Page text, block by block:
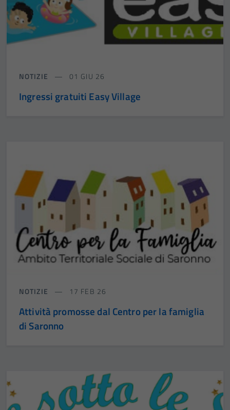
NOTIZIE 01 GIU 26
Ingressi gratuiti Easy Village
NOTIZIE 17 FEB 26
Attività promosse dal Centro per la famiglia
di Saronno